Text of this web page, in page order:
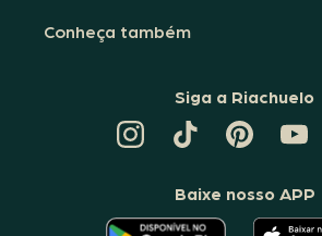
Conheça também
Siga a Riachuelo
TIKTOK
DA
PINTEREST
DA
DA
Baixe nosso APP
O O